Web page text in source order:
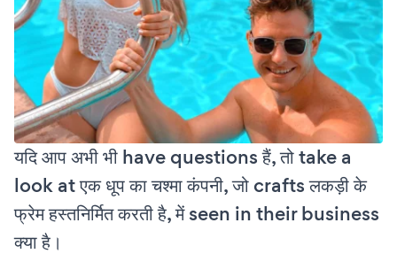
यदि आप अभी भी have questions हैं, तो take a
look at एक धूप का चश्मा कंपनी, जो crafts लकड़ी के
फ्रेम हस्तनिर्मित करती है, में seen in their business
क्या है।